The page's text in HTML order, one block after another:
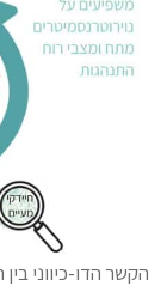
הקשר הדו-כיווני